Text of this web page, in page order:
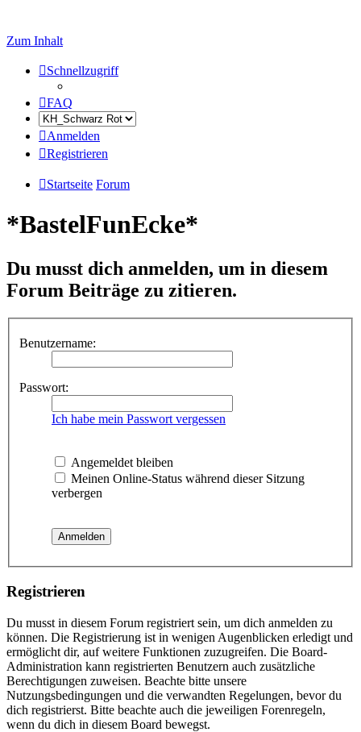
Zum Inhalt
Schnellzugriff
FAQ
Anmelden
Registrieren
Startseite Forum
*BastelFunEcke*
Du musst dich anmelden, um in diesem
Forum Beiträge zu zitieren.
Benutzername:
Passwort:
Ich habe mein Passwort vergessen
Angemeldet bleiben
Meinen Online-Status während dieser Sitzung
verbergen
Registrieren
Du musst in diesem Forum registriert sein, um dich anmelden zu
können. Die Registrierung ist in wenigen Augenblicken erledigt und
ermöglicht dir, auf weitere Funktionen zuzugreifen. Die Board-
Administration kann registrierten Benutzern auch zusätzliche
Berechtigungen zuweisen. Beachte bitte unsere
Nutzungsbedingungen und die verwandten Regelungen, bevor du
dich registrierst. Bitte beachte auch die jeweiligen Forenregeln,
wenn du dich in diesem Board bewegst.